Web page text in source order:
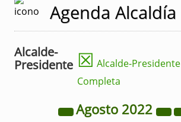
Agenda Alcaldía
Alcalde-
Presidente ☒ Alcalde-Presidente
Completa
Agosto 2022